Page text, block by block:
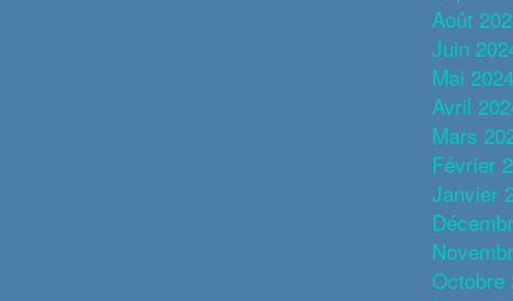
Août
Juin
Mai 2024
Avril
Mars
Février
Janvier
Octobre